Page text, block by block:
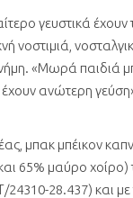
γευστικά
νοστιμιά,
«Μωρά παιδιά
ανώτερη
μπακ μπέικον
65% μαύρο
28.437) και